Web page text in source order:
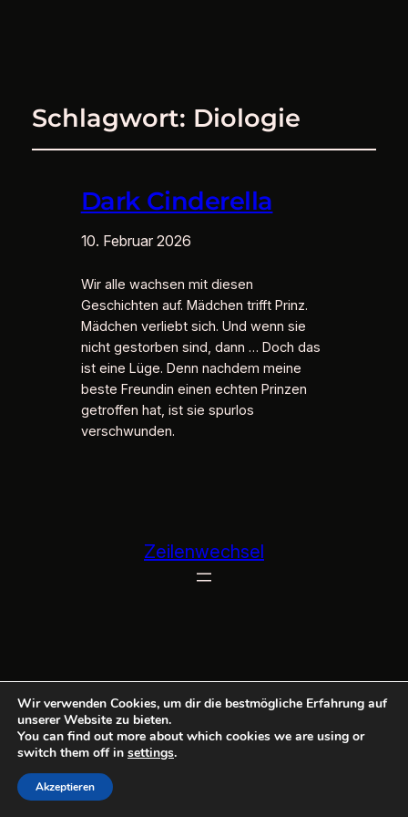
Schlagwort: Diologie
Dark Cinderella
10. Februar 2026
Wir alle wachsen mit diesen
Geschichten auf. Mädchen trifft Prinz.
Mädchen verliebt sich. Und wenn sie
nicht gestorben sind, dann … Doch das
ist eine Lüge. Denn nachdem meine
beste Freundin einen echten Prinzen
getroffen hat, ist sie spurlos
verschwunden.
Zeilenwechsel
Wir verwenden Cookies, um dir die bestmögliche Erfahrung auf
unserer Website zu bieten.
You can find out more about which cookies we are using or
switch them off in settings.
Akzeptieren